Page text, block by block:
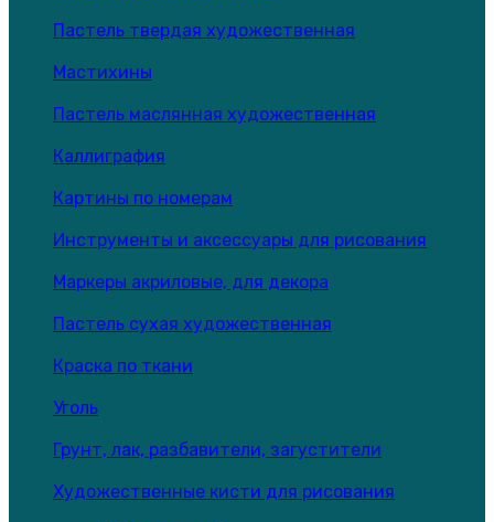
Пастель твердая художественная
Мастихины
Пастель маслянная художественная
Каллиграфия
Картины по номерам
Инструменты и аксессуары для рисования
Маркеры акриловые, для декора
Пастель сухая художественная
Краска по ткани
Уголь
Грунт, лак, разбавители, загустители
Художественные кисти для рисования